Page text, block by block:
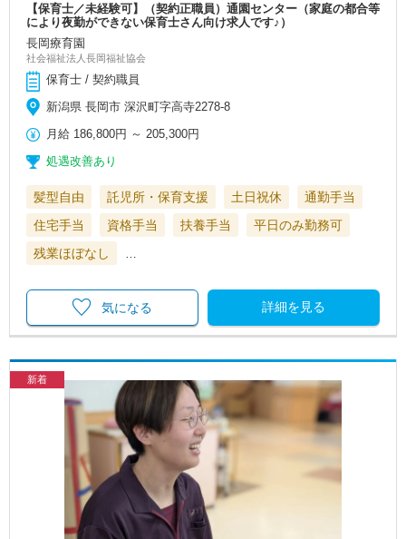
【保育士／未経験可】（契約正職員）通園センター（家庭の都合等
により夜勤ができない保育士さん向け求人です♪）
長岡療育園
社会福祉法人長岡福祉協会
保育士 / 契約職員
新潟県 長岡市 深沢町字高寺2278-8
月給 186,800円 ～ 205,300円
処遇改善あり
髪型自由 託児所・保育支援 土日祝休
通勤手当
住宅手当
資格手当 扶養手当
平日のみ勤務可
残業ほぼなし
詳細を見る
気になる
新着